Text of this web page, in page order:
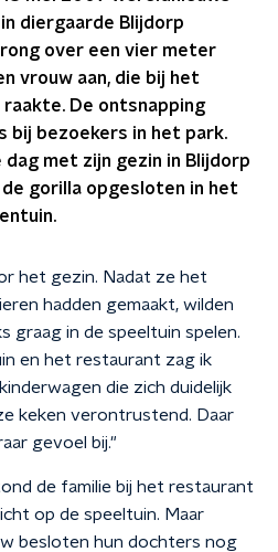
diergaarde Blijdorp
over een vier meter
vrouw aan, die bij het
De ontsnapping
bij bezoekers in het park.
met zijn gezin in Blijdorp
gorilla opgesloten in het
het gezin. Nadat ze het
hadden gemaakt, wilden
graag in de speeltuin spelen.
en het restaurant zag ik
die zich duidelijk
keken verontrustend. Daar
gevoel bij."
de familie bij het restaurant
op de speeltuin. Maar
besloten hun dochters nog